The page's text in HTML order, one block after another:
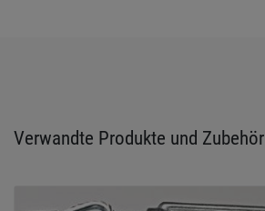
Verwandte Produkte und Zubehör